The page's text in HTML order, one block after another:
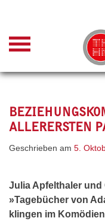
content
ALLERERSTEN
Geschrieben am 5.
Julia Apfelthaler
»Tagebücher von
klingen im